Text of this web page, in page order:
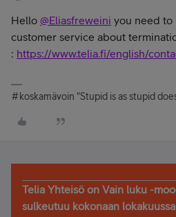
Hello @Eliasfreweini you need to
customer service about
: https://www.telia.fi/english/
#koskamävoin "Stupid is as stupid
Telia Yhteisö on Vain luku -
sulkeutuu kokonaan lokakuussa